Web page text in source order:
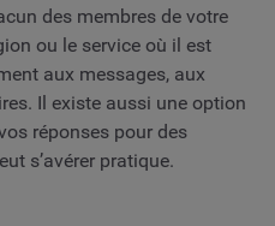
des membres de votre
ou le service où il est
aux messages, aux
Il existe aussi une option
réponses pour des
s’avérer pratique.